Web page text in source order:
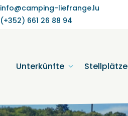
info@camping-liefrange.lu
(+352) 661 26 88 94
Unterkünfte Stellplätze